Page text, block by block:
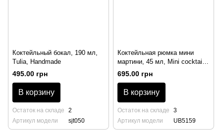
Коктейльный бокал, 190 мл,
Tulia, Handmade
495.00 грн
В корзину
Остаток на складе
2
Артикул модели
sjt050
Коктейльная рюмка мини
мартини, 45 мл, Mini cocktail,
Urban Bar
695.00 грн
В корзину
Остаток на складе
3
Артикул модели
UB5159